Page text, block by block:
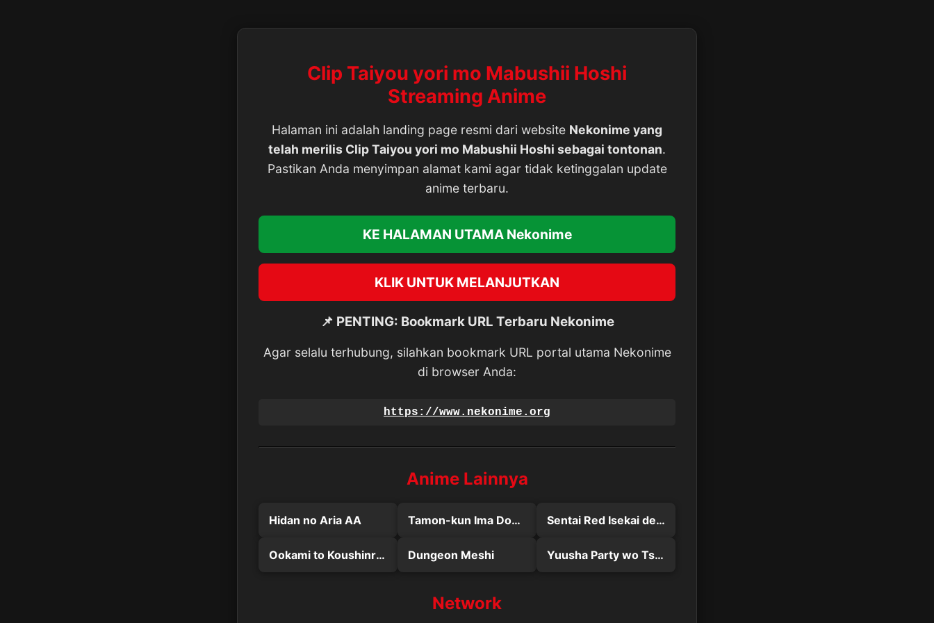
Clip Taiyou yori mo Mabushii Hoshi
Streaming Anime
Halaman ini adalah landing page resmi dari website Nekonime yang
telah merilis Clip Taiyou yori mo Mabushii Hoshi sebagai tontonan.
Pastikan Anda menyimpan alamat kami agar tidak ketinggalan update
anime terbaru.
KE HALAMAN UTAMA Nekonime
KLIK UNTUK MELANJUTKAN
📌 PENTING: Bookmark URL Terbaru Nekonime
Agar selalu terhubung, silahkan bookmark URL portal utama Nekonime
di browser Anda:
https://www.nekonime.org
Anime Lainnya
Hidan no Aria AA Tamon-kun Ima Docchi!? Sentai Red Isekai de Boukensha ni Naru
Ookami to Koushinryou Dungeon Meshi Yuusha Party wo Tsuihou sareta Beast Tamer, Saikyoushu no Nekomimi Shoujo to Deau
Network